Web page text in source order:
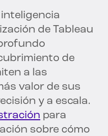
de Tableau
de
a las
valor de sus
y a escala.
para
sobre cómo